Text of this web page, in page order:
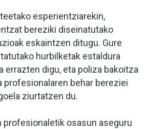
esperientziarekin,
bereziki diseinatutako
eskaintzen ditugu. Gure
hurbilketak estaldura
errazten digu, eta poliza bakoitza
profesionalaren behar bereziei
ziurtatzen du.
profesionaletik osasun aseguru